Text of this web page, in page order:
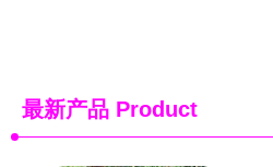
最新产品 Product